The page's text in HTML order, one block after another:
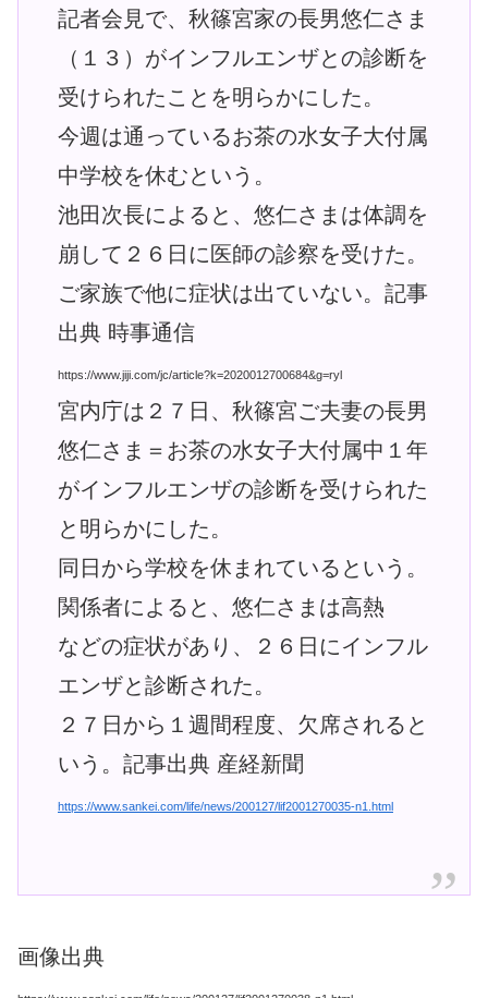
記者会見で、秋篠宮家の長男悠仁さま
（１３）がインフルエンザとの診断を
受けられたことを明らかにした。
今週は通っているお茶の水女子大付属
中学校を休むという。
池田次長によると、悠仁さまは体調を
崩して２６日に医師の診察を受けた。
ご家族で他に症状は出ていない。記事
出典 時事通信
https://www.jiji.com/jc/article?k=2020012700684&g=ryl
宮内庁は２７日、秋篠宮ご夫妻の長男
悠仁さま＝お茶の水女子大付属中１年
がインフルエンザの診断を受けられた
と明らかにした。
同日から学校を休まれているという。
関係者によると、悠仁さまは高熱
などの症状があり、２６日にインフル
エンザと診断された。
２７日から１週間程度、欠席されると
いう。記事出典 産経新聞
https://www.sankei.com/life/news/200127/lif2001270035-n1.html
画像出典